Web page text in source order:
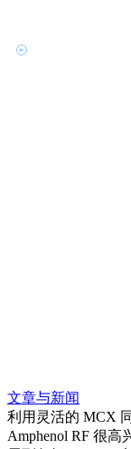
文章与新闻
利用灵活的 MCX
Amphenol RF 很